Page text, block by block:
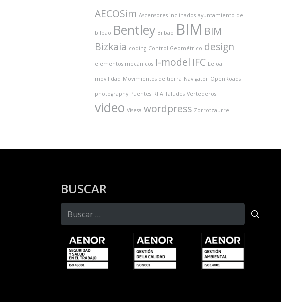
AECOSim Ascensores inclinados ayuntamiento de
bilbao Bentley Bilbao BIM BIM
Bizkaia coding Control Geométrico design
elementos mecánicos I-model IFC Leioa
movilidad Movimientos de tierra Navigator OpenRoads
photography Puentes RFA Taludes Vertederos
video Visesa wordpress Zorrotzaurre
BUSCAR
Buscar: